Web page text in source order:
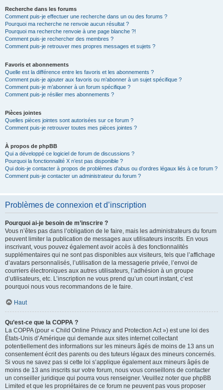
Recherche dans les forums
Comment puis-je effectuer une recherche dans un ou des forums ?
Pourquoi ma recherche ne renvoie aucun résultat ?
Pourquoi ma recherche renvoie à une page blanche ?!
Comment puis-je rechercher des membres ?
Comment puis-je retrouver mes propres messages et sujets ?
Favoris et abonnements
Quelle est la différence entre les favoris et les abonnements ?
Comment puis-je ajouter aux favoris ou m’abonner à un sujet spécifique ?
Comment puis-je m’abonner à un forum spécifique ?
Comment puis-je résilier mes abonnements ?
Pièces jointes
Quelles pièces jointes sont autorisées sur ce forum ?
Comment puis-je retrouver toutes mes pièces jointes ?
À propos de phpBB
Qui a développé ce logiciel de forum de discussions ?
Pourquoi la fonctionnalité X n’est pas disponible ?
Qui dois-je contacter à propos de problèmes d’abus ou d’ordres légaux liés à ce forum ?
Comment puis-je contacter un administrateur du forum ?
Problèmes de connexion et d’inscription
Pourquoi ai-je besoin de m’inscrire ?
Vous n’êtes pas dans l’obligation de le faire, mais les administrateurs du forum
peuvent limiter la publication de messages aux utilisateurs inscrits. En vous
inscrivant, vous pouvez également avoir accès à des fonctionnalités
supplémentaires qui ne sont pas disponibles aux visiteurs, tels que l’affichage
d’avatars personnalisés, l’utilisation de la messagerie privée, l’envoi de
courriers électroniques aux autres utilisateurs, l’adhésion à un groupe
d’utilisateurs, etc. L’inscription ne vous prend qu’un court instant, c’est
pourquoi nous vous recommandons de le faire.
Haut
Qu’est-ce que la COPPA ?
La COPPA (pour « Child Online Privacy and Protection Act ») est une loi des
États-Unis d’Amérique qui demande aux sites internet collectant
potentiellement des informations sur les mineurs âgés de moins de 13 ans un
consentement écrit des parents ou des tuteurs légaux des mineurs concernés.
Si vous ne savez pas si cette loi s’applique également aux mineurs âgés de
moins de 13 ans inscrits sur votre forum, nous vous conseillons de contacter
un conseiller juridique qui pourra vous renseigner. Veuillez noter que phpBB
Limited et que les propriétaires de ce forum ne peuvent pas vous proposer